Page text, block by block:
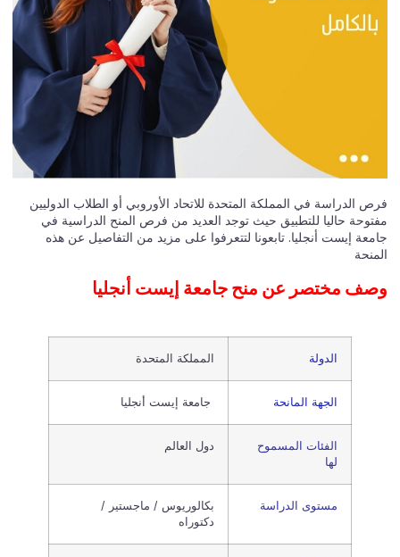
فرص الدراسة في المملكة المتحدة للاتحاد الأوروبي أو الطلاب الدوليين
مفتوحة حاليا للتطبيق حيث توجد العديد من فرص المنح الدراسية في
جامعة إيست أنجليا. تابعونا لتتعرفوا على مزيد من التفاصيل عن هذه
المنحة
وصف مختصر عن منح جامعة إيست أنجليا
الدولة المملكة المتحدة
الجهة المانحة جامعة إيست أنجليا
الفئات المسموح
لها
دول العالم
مستوى الدراسة
بكالوريوس / ماجستير /
دكتوراه